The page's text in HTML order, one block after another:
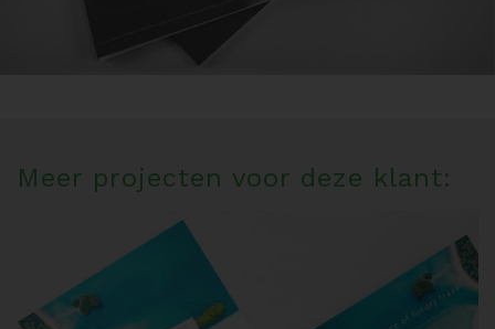
Meer projecten voor deze klant: